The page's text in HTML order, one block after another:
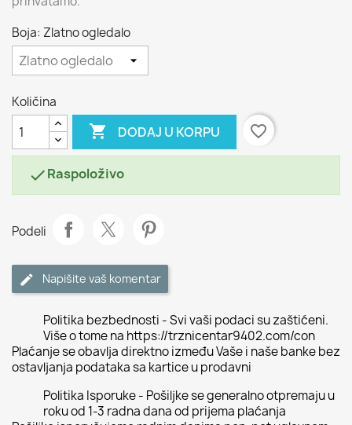
Boja: Zlatno ogledalo
Količina
 DODAJ U KORPU favorite_border
Raspoloživo
Podeli
Napišite vaš komentar
Politika bezbednosti - Svi vaši podaci su zaštićeni.
Više o tome na https://trznicentar9402.com/con
Plaćanje se obavlja direktno između Vaše i naše banke bez
ostavljanja podataka sa kartice u prodavni
Politika Isporuke - Pošiljke se generalno otpremaju u
roku od 1-3 radna dana od prijema plaćanja